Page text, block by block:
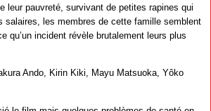
leur pauvreté, survivant de petites rapines qui
salaires, les membres de cette famille semblent
qu’un incident révèle brutalement leurs plus
Ando, Kirin Kiki, Mayu Matsuoka, Yôko